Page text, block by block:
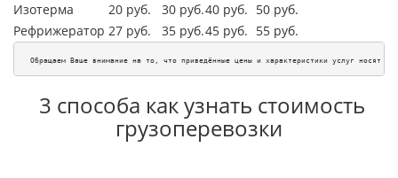
Изотерма
20 руб. 30 руб.40 руб. 50 руб.
Рефрижератор 27 руб. 35 руб.45 руб. 55 руб.
Обращаем Ваше внимание на то, что приведённые цены и характеристики услуг носят
3 способа как узнать стоимость
грузоперевозки